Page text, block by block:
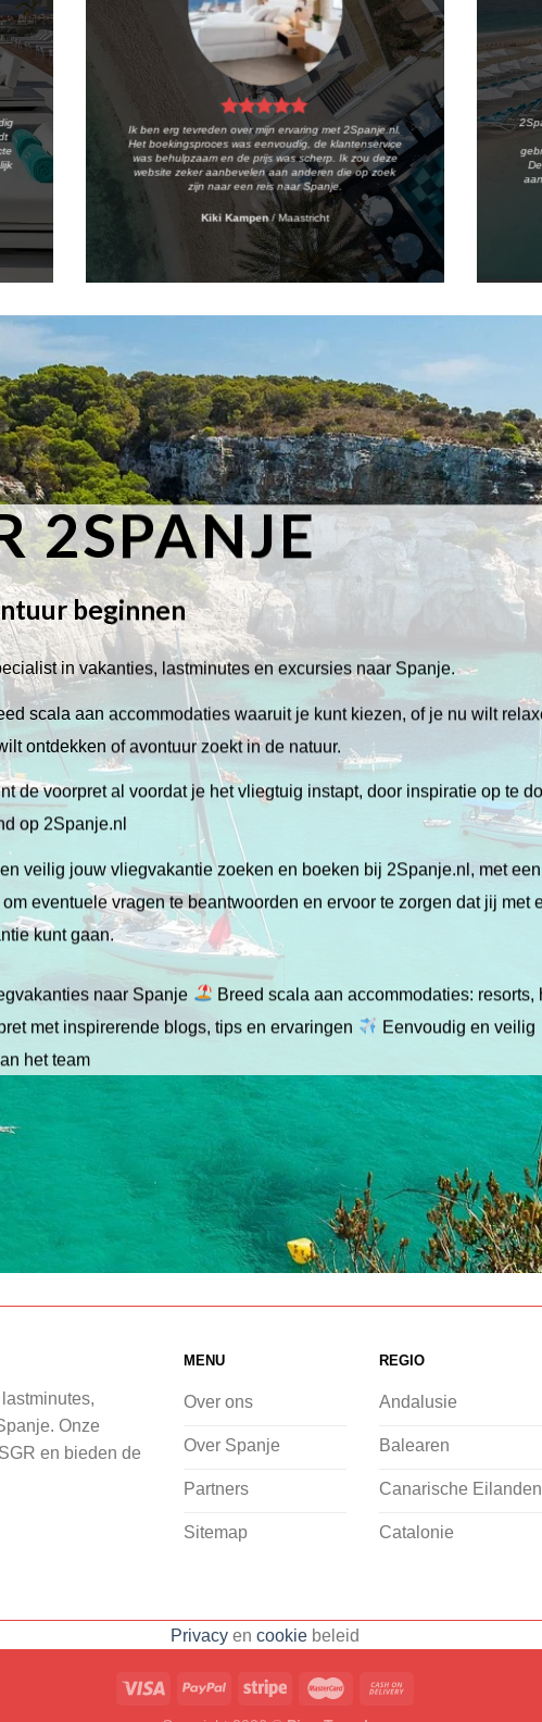
Ik ben erg tevreden over mijn ervaring met 2Spanje.nl.
Het boekingsproces was eenvoudig, de klantenservice
was behulpzaam en de prijs was scherp. Ik zou deze
website zeker aanbevelen aan anderen die op zoek
zijn naar een reis naar Spanje.
Kiki Kampen /Maastricht
2SPANJE
beginnen
in vakanties, lastminutes en excursies naar Spanje.
scala aan accommodaties waaruit je kunt kiezen, of je nu wilt
ontdekken of avontuur zoekt in de natuur.
de voorpret al voordat je het vliegtuig instapt, door inspiratie op te
op 2Spanje.nl
veilig jouw vliegvakantie zoeken en boeken bij 2Spanje.nl, met
eventuele vragen te beantwoorden en ervoor te zorgen dat jij met
kunt gaan.
naar Spanje
Breed scala aan accommodaties: resorts,
met inspirerende blogs, tips en ervaringen
Eenvoudig en veilig
het team
Onze
en bieden de
MENU
Over ons
Over Spanje
Partners
Sitemap
REGIO
Andalusie
Balearen
Canarische Eilanden
Catalonie
Privacy en cookie beleid